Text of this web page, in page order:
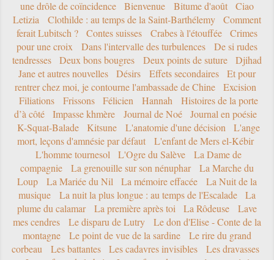
une drôle de coïncidence
Bienvenue Bitume d'août
Ciao
Letizia
Clothilde : au temps de la Saint-Barthélemy
Comment
ferait Lubitsch ?
Contes suisses Crabes à l'étouffée
Crimes
pour une croix
Dans l'intervalle des turbulences
De si rudes
tendresses
Deux bons bougres Deux points de suture
Djihad
Jane et autres nouvelles
Désirs Effets secondaires
Et pour
rentrer chez moi, je contourne l'ambassade de Chine
Excision
Filiations
Frissons Félicien Hannah
Histoires de la porte
d’à côté
Impasse khmère Journal de Noé
Journal en poésie
K-Squat-Balade
Kitsune L'anatomie d'une décision
L'ange
mort, leçons d'amnésie par défaut
L'enfant de Mers el-Kébir
L'homme tournesol
L'Ogre du Salève
La Dame de
compagnie
La grenouille sur son nénuphar
La Marche du
Loup
La Mariée du Nil La mémoire effacée
La Nuit de la
musique
La nuit la plus longue : au temps de l'Escalade
La
plume du calamar
La première après toi La Rôdeuse
Lave
mes cendres
Le disparu de Lutry
Le don d'Elise - Conte de la
montagne
Le point de vue de la sardine
Le rire du grand
corbeau
Les battantes Les cadavres invisibles
Les dravasses